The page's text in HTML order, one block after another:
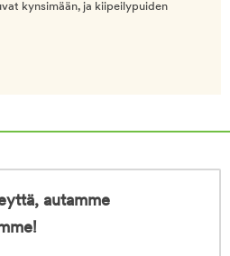
kynsimään, ja kiipeilypuiden
autamme